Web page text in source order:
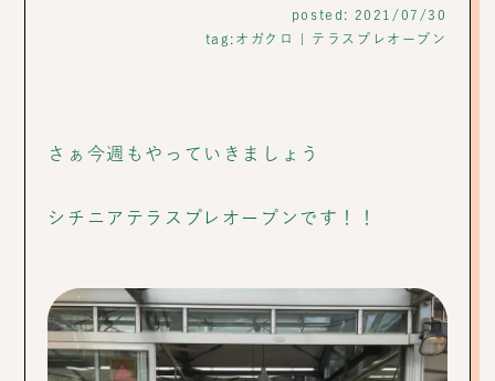
posted: 2021/07/30
tag: オガクロ テラスプレオープン
さぁ今週もやっていきましょう
シチニアテラスプレオープンです！！